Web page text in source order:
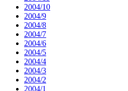
2004/10
2004/9
2004/8
2004/7
2004/6
2004/5
2004/4
2004/3
2004/2
2004/1